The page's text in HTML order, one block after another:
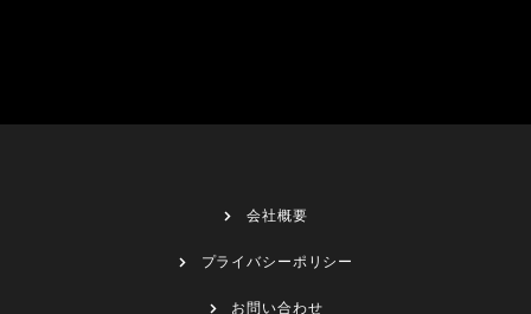
会社概要
プライバシーポリシー
お問い合わせ